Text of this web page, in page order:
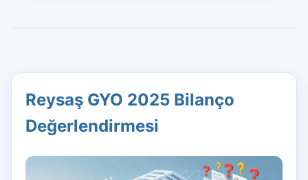
Reysaş GYO 2025 Bilanço
Değerlendirmesi